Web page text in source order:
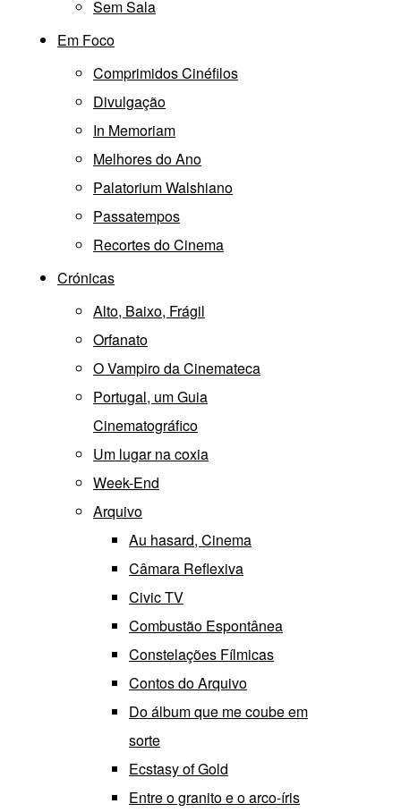
Sem Sala
Em Foco
Comprimidos Cinéfilos
Divulgação
In Memoriam
Melhores do Ano
Palatorium Walshiano
Passatempos
Recortes do Cinema
Crónicas
Alto, Baixo, Frágil
Orfanato
O Vampiro da Cinemateca
Portugal, um Guia
Cinematográfico
Um lugar na coxia
Week-End
Arquivo
Au hasard, Cinema
Câmara Reflexiva
Civic TV
Combustão Espontânea
Constelações Fílmicas
Contos do Arquivo
Do álbum que me coube em
sorte
Ecstasy of Gold
Entre o granito e o arco-íris